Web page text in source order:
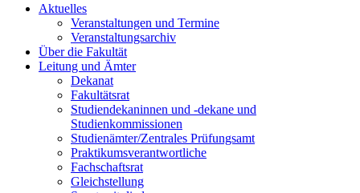
Aktuelles
Veranstaltungen und Termine
Veranstaltungsarchiv
Über die Fakultät
Leitung und Ämter
Dekanat
Fakultätsrat
Studiendekaninnen und -dekane und
Studienkommissionen
Studienämter/Zentrales Prüfungsamt
Praktikumsverantwortliche
Fachschaftsrat
Gleichstellung